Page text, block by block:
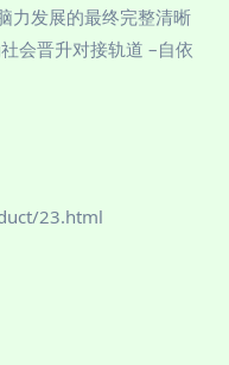
力发展的最终完整清晰
会晋升对接轨道 –自依
23.html